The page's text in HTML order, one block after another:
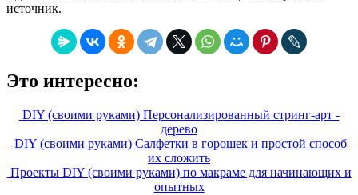
источник.
Это интересно:
DIY (своими руками) Персонализированный стринг-арт -
дерево
DIY (своими руками) Салфетки в горошек и простой способ
их сложить
Проекты DIY (своими руками) по макраме для начинающих и
опытных